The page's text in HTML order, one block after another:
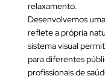
relaxamento.
Desenvolvemos
reflete a própria
sistema visual
para diferentes
profissionais de